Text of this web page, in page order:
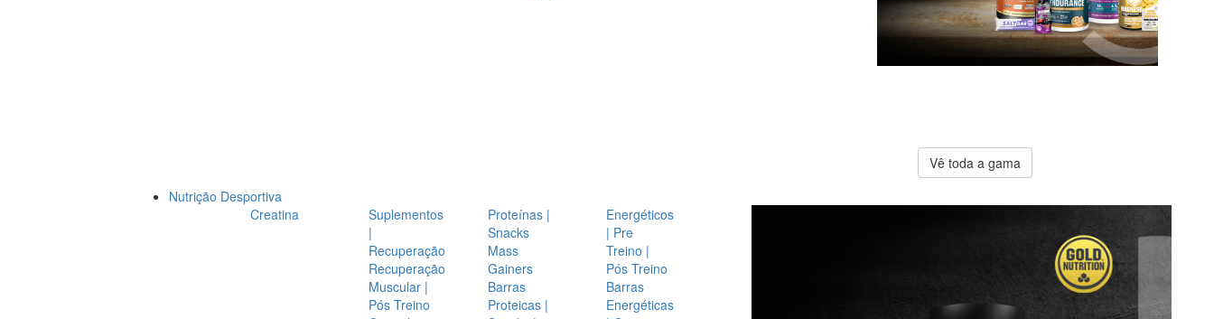
Vê toda a gama
Nutrição Desportiva
Creatina
Suplementos
|
Recuperação
Recuperação
Muscular |
Pós Treino
Proteínas |
Snacks
Mass
Gainers
Barras
Proteicas |
Energéticos
| Pre
Treino |
Pós Treino
Barras
Energéticas